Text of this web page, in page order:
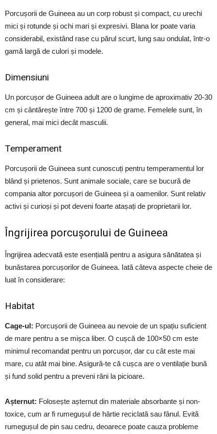
Porcușorii de Guineea au un corp robust și compact, cu urechi
mici și rotunde și ochi mari și expresivi. Blana lor poate varia
considerabil, existând rase cu părul scurt, lung sau ondulat, într-o
gamă largă de culori și modele.
Dimensiuni
Un porcușor de Guineea adult are o lungime de aproximativ 20-30
cm și cântărește între 700 și 1200 de grame. Femelele sunt, în
general, mai mici decât masculii.
Temperament
Porcușorii de Guineea sunt cunoscuți pentru temperamentul lor
blând și prietenos. Sunt animale sociale, care se bucură de
compania altor porcușori de Guineea și a oamenilor. Sunt relativ
activi și curioși și pot deveni foarte atașați de proprietarii lor.
Îngrijirea porcușorului de Guineea
Îngrijirea adecvată este esențială pentru a asigura sănătatea și
bunăstarea porcușorilor de Guineea. Iată câteva aspecte cheie de
luat în considerare:
Habitat
Cage-ul: Porcușorii de Guineea au nevoie de un spațiu suficient
de mare pentru a se mișca liber. O cușcă de 100×50 cm este
minimul recomandat pentru un porcușor, dar cu cât este mai
mare, cu atât mai bine. Asigură-te că cușca are o ventilație bună
și fund solid pentru a preveni răni la picioare.
Așternut: Folosește așternut din materiale absorbante și non-
toxice, cum ar fi rumegușul de hârtie reciclată sau fânul. Evită
rumegușul de pin sau cedru, deoarece poate cauza probleme